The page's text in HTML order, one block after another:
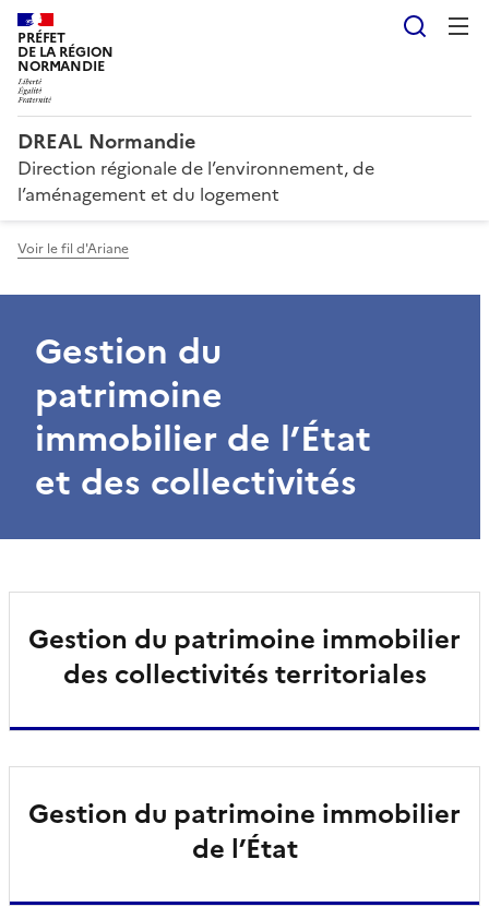
PRÉFET
DE LA RÉGION
NORMANDIE
DREAL Normandie
Direction régionale de l’environnement, de
l’aménagement et du logement
Voir le fil d'Ariane
Gestion du
patrimoine
immobilier de l’État
et des collectivités
Gestion du patrimoine immobilier
des collectivités territoriales
Gestion du patrimoine immobilier
de l’État